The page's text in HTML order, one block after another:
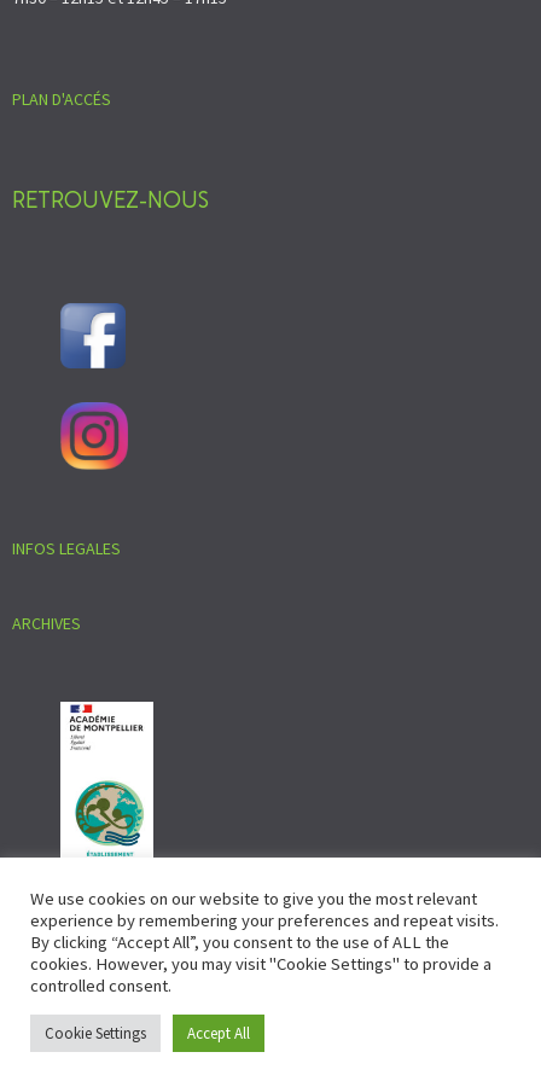
PLAN D'ACCÉS
RETROUVEZ-NOUS
INFOS LEGALES
ARCHIVES
© La trinité 2026.
We use cookies on our website to give you the most relevant
experience by remembering your preferences and repeat visits.
By clicking “Accept All”, you consent to the use of ALL the
cookies. However, you may visit "Cookie Settings" to provide a
controlled consent.
Cookie Settings Accept All